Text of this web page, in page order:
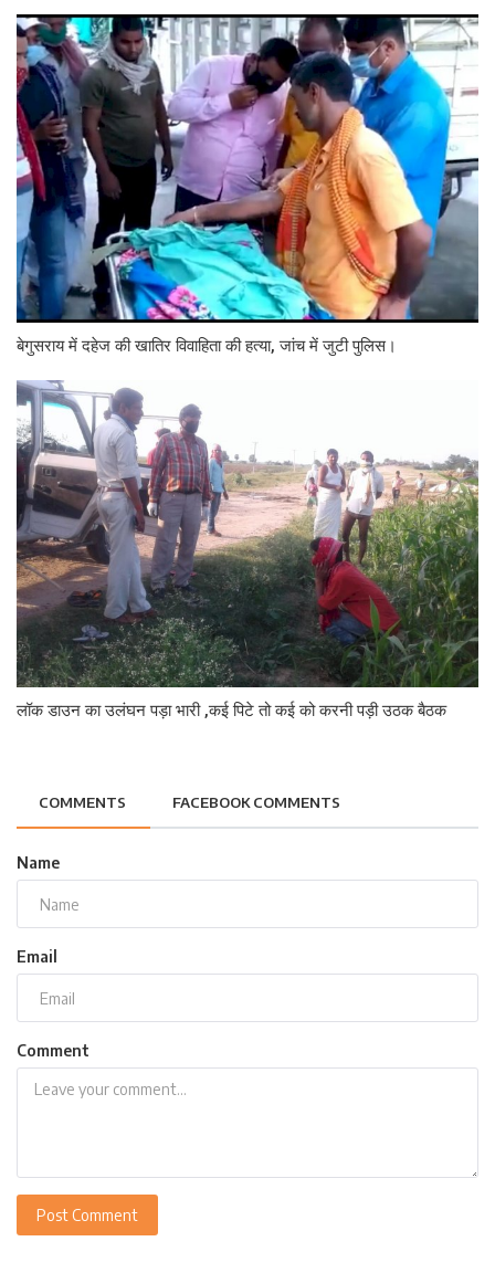
बेगुसराय में दहेज की खातिर विवाहिता की हत्या, जांच में जुटी पुलिस।
लॉक डाउन का उलंघन पड़ा भारी ,कई पिटे तो कई को करनी पड़ी उठक बैठक
COMMENTS FACEBOOK COMMENTS
Name
Email
Comment
Post Comment